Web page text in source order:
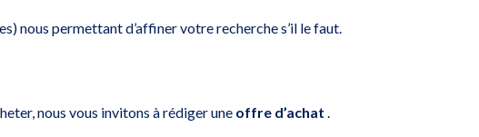
nous permettant d’affiner votre recherche s’il le faut.
nous vous invitons à rédiger une offre d’achat